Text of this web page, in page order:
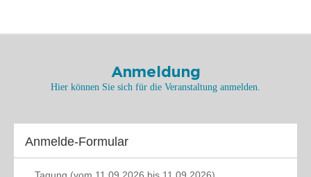
Anmeldung
Hier können Sie sich für die Veranstaltung anmelden.